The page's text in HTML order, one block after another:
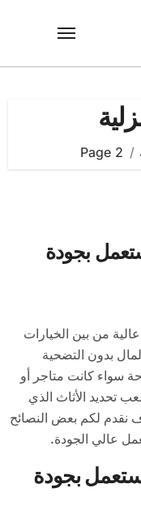
Page 2
بجودة
بدون التضحية
سواء كانت متاجر أو
تحديد الأثاث الذي
نقدم لكم بعض النصائح
عالي الجودة.
بجودة